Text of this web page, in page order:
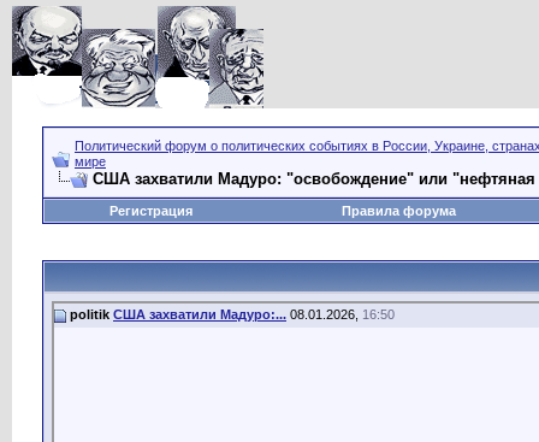
Политический форум о политических событиях в России, Украине,
мире
США захватили Мадуро: "освобождение" или
Регистрация Правила форума
politik США захватили Мадуро:... 08.01.2026, 16:50